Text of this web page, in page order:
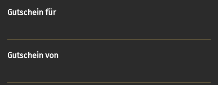
Gutschein für
Gutschein von